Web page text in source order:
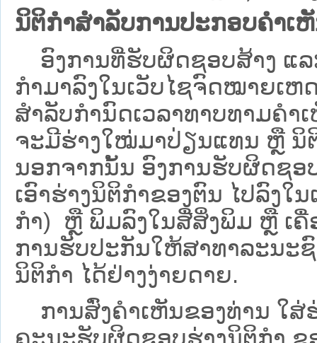
ນິຕິກຳສຳລັບການປະກອບຄຳເ
ອົງການທີ່ຮັບຜິດຊອບສ້າງ ແລ
ກຳມາລົງໃນ​ເວັບ​ໄຊຈົດໝາຍເຫ
ສໍາລັບກໍານົດເວລາທາບທາມຄໍ
ຈະມີຮ່າງໃໝ່ມາປ່ຽນແທນ ຫຼື ນິ
ນອກຈາກນັ້ນ ອົງການຮັບຜິດຊອ
ເອົາຮ່າງນິຕິກຳຂອງຕົນ ໄປລົງໃ
ກຳ) ຫຼື ພິມລົງໃນສື່ສິ່ງພິມ ຫຼື ເຄື່
ການຮັບປະກັນໃຫ້ສາທາລະນະ
ນິຕິກຳ ໄດ້ຢ່າງງ່າຍດາຍ.
ການສົ່ງຄໍາເຫັນຂອງທ່ານ ໃສ່